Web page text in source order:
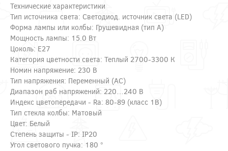
Технические характеристики
Тип источника света: Светодиод. источник света (LED)
Форма лампы или колбы: Грушевидная (тип A)
Мощность лампы: 15.0 Вт
Цоколь: E27
Категория цветности света: Теплый 2700-3300 К
Номин напряжение: 230 В
Тип напряжения: Переменный (AC)
Диапазон раб напряжений: 220…240 В
Индекс цветопередачи - Ra: 80-89 (класс 1B)
Тип стекла колбы: Матовый
Цвет: Белый
Степень защиты - IP: IP20
Угол светового пучка: 180 °